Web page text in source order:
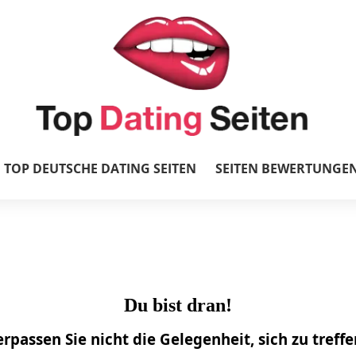
TOP DEUTSCHE DATING SEITEN SEITEN
Du bist dran!
Sie nicht die Gelegenheit, sich zu